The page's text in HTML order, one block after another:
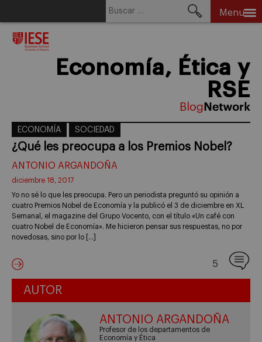
Menu
Economía, Ética y
RSE
ECONOMÍA SOCIEDAD
¿Qué les preocupa a los Premios Nobel?
ANTONIO ARGANDOÑA
diciembre 18, 2017
Yo no sé lo que les preocupa. Pero un periodista preguntó su opinión a
cuatro Premios Nobel de Economía y la publicó el 3 de diciembre en XL
Semanal, el magazine del Grupo Vocento, con el título «Un café con
cuatro Nobel de Economía». Me hicieron pensar sus respuestas, no por
novedosas, sino por lo […]
5
AUTOR
ANTONIO ARGANDOÑA
Profesor de los departamentos de
Economía y Ética